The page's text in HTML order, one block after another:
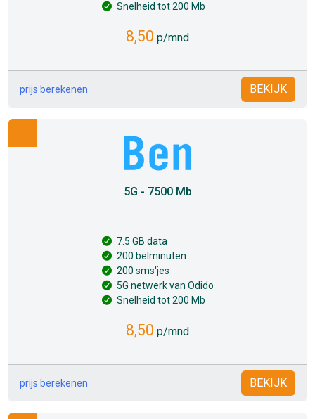
Snelheid tot 200 Mb
8,50 p/mnd
prijs berekenen BEKIJK
5G - 7500 Mb
7.5 GB data
200 belminuten
200 sms'jes
5G netwerk van Odido
Snelheid tot 200 Mb
8,50 p/mnd
prijs berekenen BEKIJK